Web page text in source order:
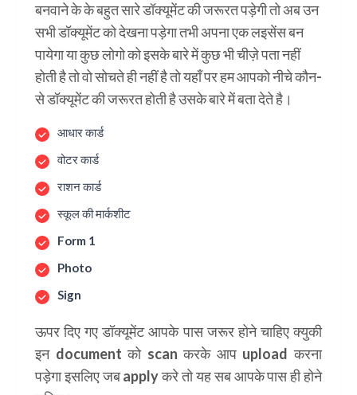
बनवाने के के बहुत सारे डॉक्यूमेंट की जरूरत पड़ेगी तो अब उन
सभी डॉक्यूमेंट को देखना पड़ेगा तभी अपना एक लइसेंस बन
पायेगा या कुछ लोगो को इसके बारे में कुछ भी चीज़े पता नहीं
होती है तो वो सोचते ही नहीं है तो यहाँ पर हम आपको नीचे कौन-
से डॉक्यूमेंट की जरूरत होती है उसके बारे में बता देते है।
आधार कार्ड
वोटर कार्ड
राशन कार्ड
स्कूल की मार्कशीट
Form 1
Photo
Sign
ऊपर दिए गए डॉक्यूमेंट आपके पास जरूर होने चाहिए क्युकी
इन document को scan करके आप upload करना
पड़ेगा इसलिए जब apply करे तो यह सब आपके पास ही होने